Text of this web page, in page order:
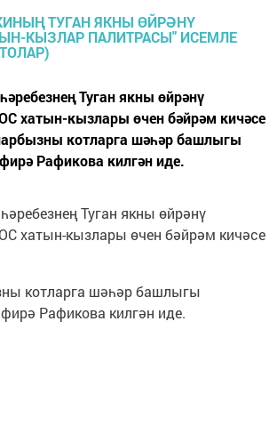
Туган якны өйрәнү
хатын-кызлары өчен бәйрәм кичәсе
котларга шәһәр башлыгы
Рафикова килгән иде.
Туган якны өйрәнү
хатын-кызлары өчен бәйрәм кичәсе
котларга шәһәр башлыгы
Рафикова килгән иде.